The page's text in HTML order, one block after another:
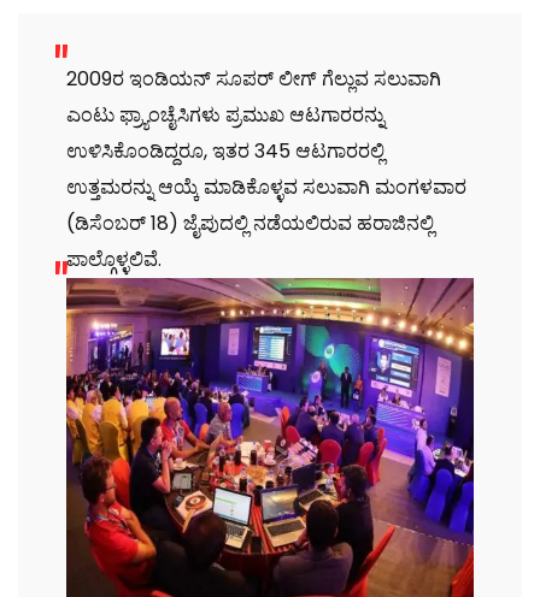
2009ರ ಇಂಡಿಯನ್ ಸೂಪರ್ ಲೀಗ್ ಗೆಲ್ಲುವ ಸಲುವಾಗಿ
ಎಂಟು ಫ್ರ್ಯಾಂಚೈಸಿಗಳು ಪ್ರಮುಖ ಆಟಗಾರರನ್ನು
ಉಳಿಸಿಕೊಂಡಿದ್ದರೂ, ಇತರ 345 ಆಟಗಾರರಲ್ಲಿ
ಉತ್ತಮರನ್ನು ಆಯ್ಕೆ ಮಾಡಿಕೊಳ್ಳವ ಸಲುವಾಗಿ ಮಂಗಳವಾರ
(ಡಿಸೆಂಬರ್ 18) ಜೈಪುದಲ್ಲಿ ನಡೆಯಲಿರುವ ಹರಾಜಿನಲ್ಲಿ
ಪಾಲ್ಗೊಳ್ಳಲಿವೆ.